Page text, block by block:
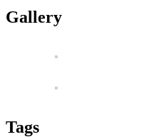
Gallery
Tags